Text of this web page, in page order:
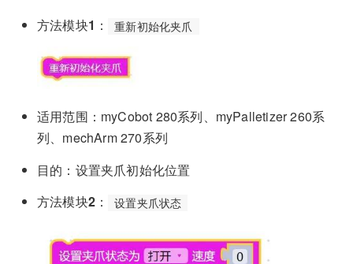
方法模块1 ： 重新初始化夹爪
适用范围：myCobot 280系列、myPalletizer 260系
列、mechArm 270系列
目的：设置夹爪初始化位置
方法模块2 ： 设置夹爪状态